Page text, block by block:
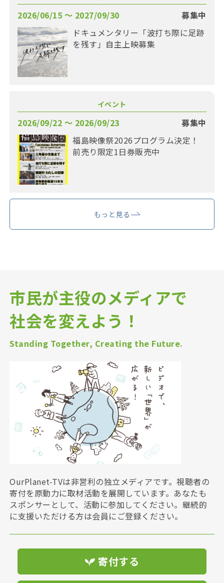
2026/06/15 〜 2027/09/30
募集中
ドキュメンタリー「波打ち際に足跡
を残す」自主上映募集
イベント
2026/09/22 〜 2026/09/23
募集中
福島映像祭2026プログラム決定！
前売り限定1日券販売中
もっと見る
市民が主役のメディアで
社会を変えよう！
Standing Together, Creating the Future.
OurPlanet-TVは非営利の独立メディアです。視聴者の
寄付を原動力に取材活動を展開しています。あなたも
スポンサーとして、活動に参加してください。継続的
に支援いただける方は会員にご登録ください。
寄付する